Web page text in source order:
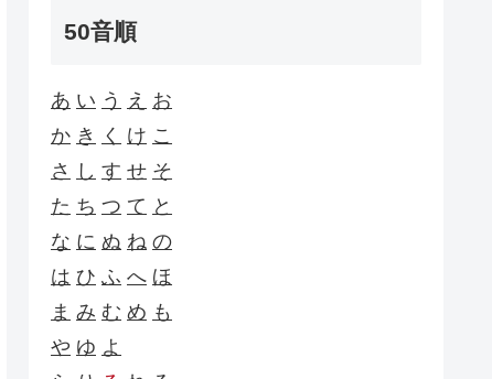
50音順
あ い う え お
か き く け こ
さ
し す せ そ
た ち つ て と
な に ぬ ね の
は ひ ふ へ ほ
ま み む め も
や ゆ よ